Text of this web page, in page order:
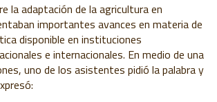
la adaptación de la agricultura en
importantes avances en materia de
disponible en instituciones
e internacionales. En medio de una
uno de los asistentes pidió la palabra y